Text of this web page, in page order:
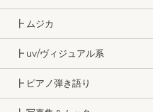
┣ ムジカ
┣ uv/ヴィジュアル系
┣ ピアノ弾き語り